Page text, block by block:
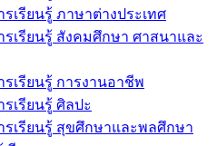
เรียนรู้ ภาษาต่างประเทศ
รเรียนรู้ สังคมศึกษา ศาสนาและ
เรียนรู้ การงานอาชีพ
เรียนรู้ ศิลปะ
รเรียนรู้ สุขศึกษาและพลศึกษา